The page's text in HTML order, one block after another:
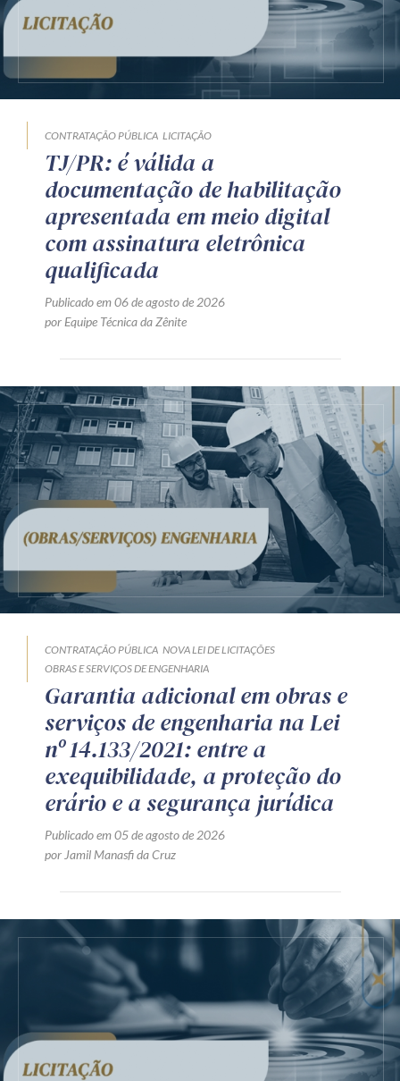
CONTRATAÇÃO PÚBLICA LICITAÇÃO
TJ/PR: é válida a
documentação de habilitação
apresentada em meio digital
com assinatura eletrônica
qualificada
Publicado em 06 de agosto de 2026
por Equipe Técnica da Zênite
CONTRATAÇÃO PÚBLICA NOVA LEI DE LICITAÇÕES
OBRAS E SERVIÇOS DE ENGENHARIA
Garantia adicional em obras e
serviços de engenharia na Lei
nº 14.133/2021: entre a
exequibilidade, a proteção do
erário e a segurança jurídica
Publicado em 05 de agosto de 2026
por Jamil Manasfi da Cruz